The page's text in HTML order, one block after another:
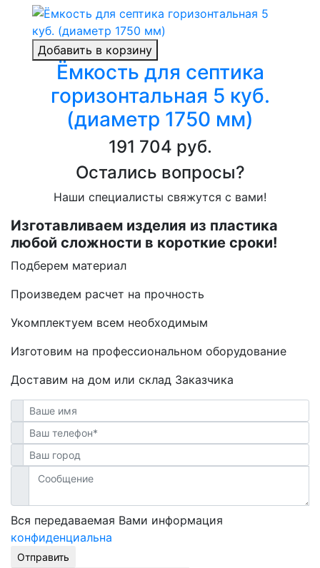
Добавить в корзину
Ёмкость для септика
горизонтальная 5 куб.
(диаметр 1750 мм)
191 704 руб.
Остались вопросы?
Наши специалисты свяжутся с вами!
Изготавливаем изделия из пластика
любой сложности в короткие сроки!
Подберем материал
Произведем расчет на прочность
Укомплектуем всем необходимым
Изготовим на профессиональном оборудование
Доставим на дом или склад Заказчика
Вся передаваемая Вами информация
конфиденциальна
Отправить